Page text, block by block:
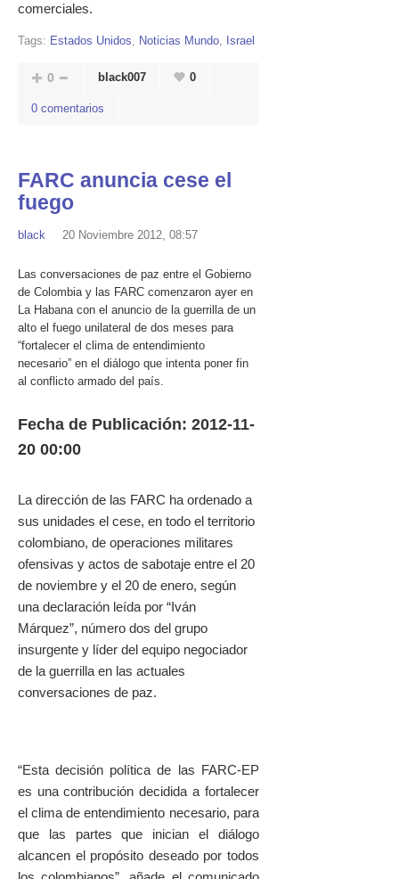
comerciales.
Tags: Estados Unidos, Noticias Mundo, Israel
0 black007 0
0 comentarios
FARC anuncia cese el
fuego
black 20 Noviembre 2012, 08:57
Las conversaciones de paz entre el Gobierno
de Colombia y las FARC comenzaron ayer en
La Habana con el anuncio de la guerrilla de un
alto el fuego unilateral de dos meses para
“fortalecer el clima de entendimiento
necesario” en el diálogo que intenta poner fin
al conflicto armado del país.
Fecha de Publicación: 2012-11-
20 00:00
La dirección de las FARC ha ordenado a
sus unidades el cese, en todo el territorio
colombiano, de operaciones militares
ofensivas y actos de sabotaje entre el 20
de noviembre y el 20 de enero, según
una declaración leída por “Iván
Márquez”, número dos del grupo
insurgente y líder del equipo negociador
de la guerrilla en las actuales
conversaciones de paz.
“Esta decisión política de las FARC-EP
es una contribución decidida a fortalecer
el clima de entendimiento necesario, para
que las partes que inician el diálogo
alcancen el propósito deseado por todos